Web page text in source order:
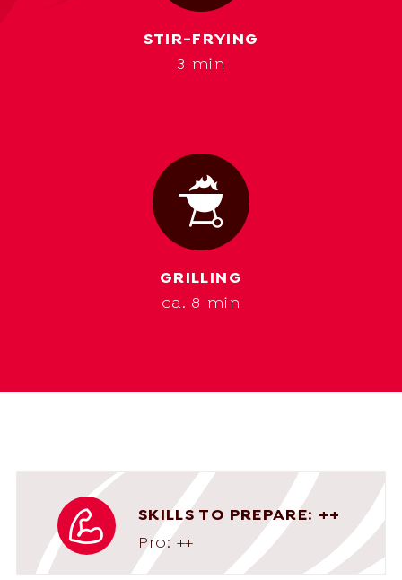
STIR-FRYING
3 min
GRILLING
ca. 8 min
SKILLS TO PREPARE: ++
Pro: ++